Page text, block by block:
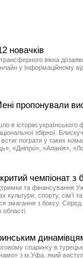
новачків
вікна
у Інформаційному
пропонували
в історію українського
збірної.
пограти у таких
«Дніпро», «Аланія»,
чемпіонат з
та фінансування
культури, спорту, сім’ї
змагання з боксу. Серед
спарингу в
з м.Уфа, який